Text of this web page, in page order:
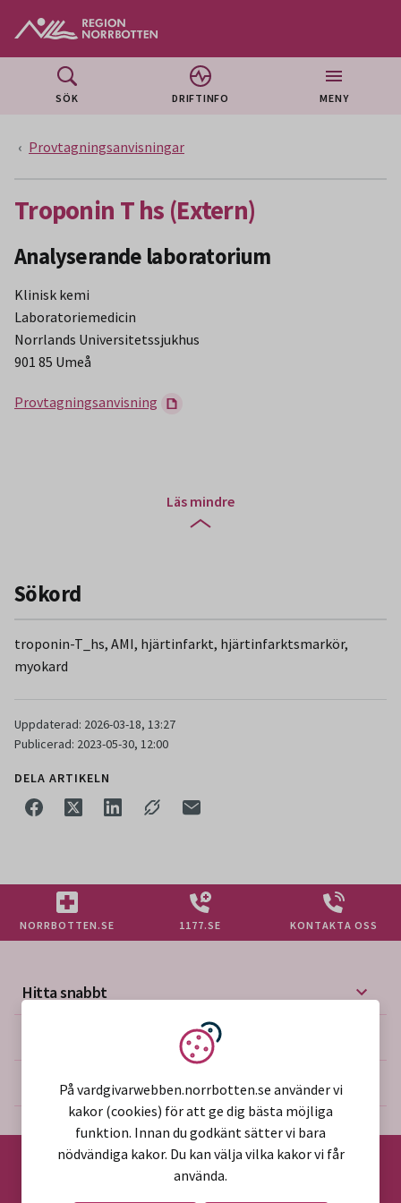
SÖK DRIFTINFO MENY
Provtagningsanvisningar
Troponin T hs (Extern)
Analyserande laboratorium
Klinisk kemi
Laboratoriemedicin
Norrlands Universitetssjukhus
901 85 Umeå
Provtagningsanvisning
Läs mindre
Sökord
troponin-T_hs, AMI, hjärtinfarkt, hjärtinfarktsmarkör,
myokard
Uppdaterad: 2026-03-18, 13:27
Publicerad: 2023-05-30, 12:00
DELA ARTIKELN
NORRBOTTEN.SE 1177.SE KONTAKTA OSS
Hitta snabbt
Mer på vårdgivarwebben
Om webbplatsen
Vi använder kakor
På vardgivarwebben.norrbotten.se använder vi
kakor (cookies) för att ge dig bästa möjliga
funktion. Innan du godkänt sätter vi bara
nödvändiga kakor. Du kan välja vilka kakor vi får
använda.